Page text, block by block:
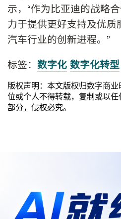
示，“作为比亚迪的战略
力于提供更好支持及优质
汽车行业的创新进程。”
标签： 数字化 数字化转型
版权声明：本文版权归数字商
位或个人不得转载，复制或以
部分，侵权必究。